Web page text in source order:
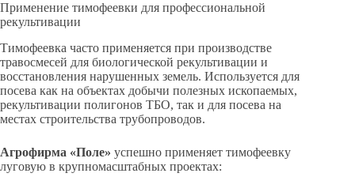
Применение тимофеевки для профессиональной
рекультивации
Тимофеевка часто применяется при производстве
травосмесей для биологической рекультивации и
восстановления нарушенных земель. Используется для
посева как на объектах добычи полезных ископаемых,
рекультивации полигонов ТБО, так и для посева на
местах строительства трубопроводов.
Агрофирма «Поле» успешно применяет тимофеевку
луговую в крупномасштабных проектах: